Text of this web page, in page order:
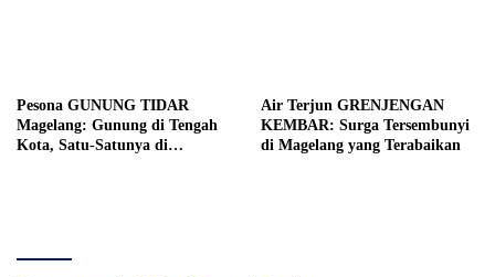
Pesona GUNUNG TIDAR
Magelang: Gunung di Tengah
Kota, Satu-Satunya di
Air Terjun GRENJENGAN
KEMBAR: Surga Tersembunyi
di Magelang yang Terabaikan